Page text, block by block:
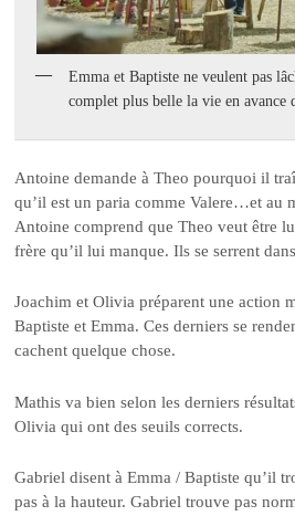
Emma et Baptiste ne veulent pas
complet plus belle la vie en avance
Antoine demande à Theo pourquoi il
qu’il est un paria comme Valere…et au
Antoine comprend que Theo veut être
frère qu’il lui manque. Ils se serrent
Joachim et Olivia préparent une action
Baptiste et Emma. Ces derniers se
cachent quelque chose.
Mathis va bien selon les derniers
Olivia qui ont des seuils corrects.
Gabriel disent à Emma / Baptiste qu’il
pas à la hauteur. Gabriel trouve pas